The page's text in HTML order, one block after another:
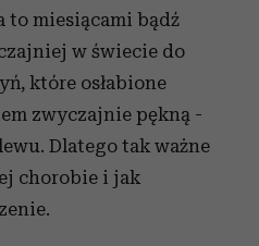
to miesiącami bądź
w świecie do
które osłabione
zwyczajnie pękną -
Dlatego tak ważne
chorobie i jak